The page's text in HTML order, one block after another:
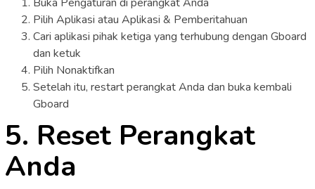
Pilih Aplikasi atau Aplikasi & Pemberitahuan
Cari aplikasi pihak ketiga yang terhubung dengan Gboard
dan ketuk
Pilih Nonaktifkan
Setelah itu, restart perangkat Anda dan buka kembali
Gboard
5. Reset Perangkat
Anda